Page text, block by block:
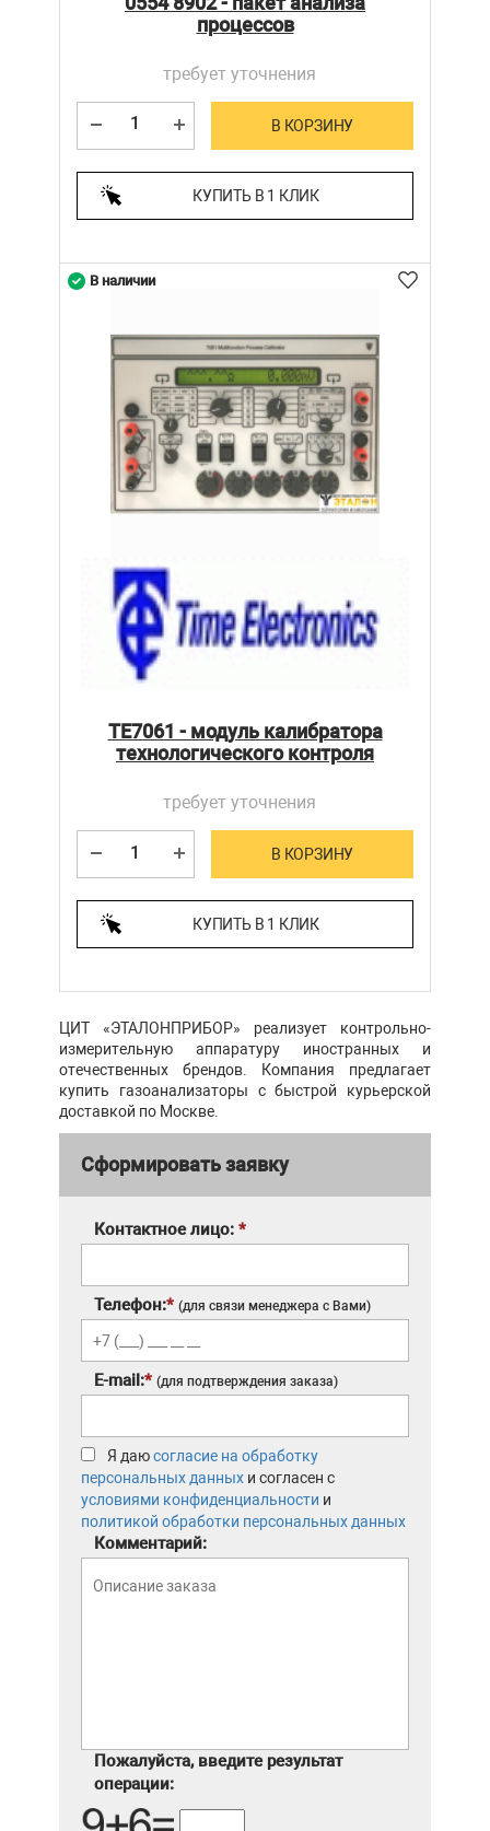
процессов
требует уточнения
В КОРЗИНУ
КУПИТЬ В 1 КЛИК
TE7061 - модуль калибратора
технологического контроля
требует уточнения
В КОРЗИНУ
КУПИТЬ В 1 КЛИК
В наличии
ЦИТ «ЭТАЛОНПРИБОР» реализует контрольно-
измерительную аппаратуру иностранных и
отечественных брендов. Компания предлагает
купить газоанализаторы с быстрой курьерской
доставкой по Москве.
Сформировать заявку
Контактное лицо: *
Телефон:* (для связи менеджера с Вами)
E-mail:* (для подтверждения заказа)
Я даюсогласие на обработку
персональных данных и согласен с
условиями конфиденциальности и
политикой обработки персональных данных
Комментарий:
Пожалуйста, введите результат
операции: